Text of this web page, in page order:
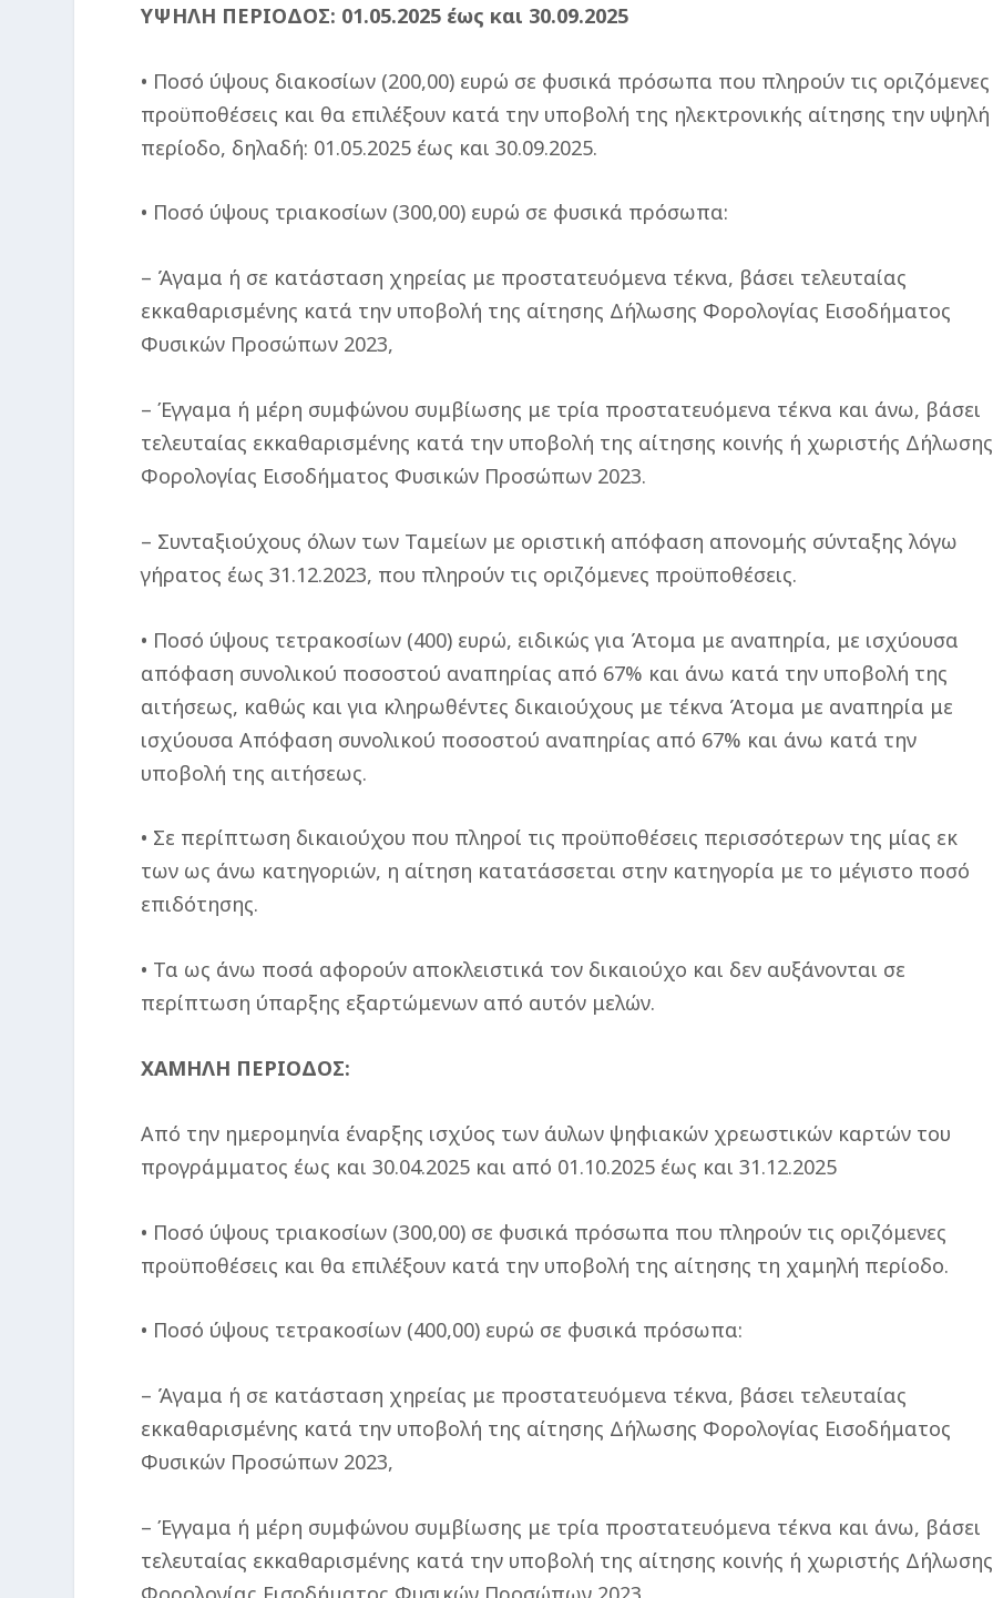
ΥΨΗΛΗ ΠΕΡΙΟΔΟΣ: 01.05.2025 έως και 30.09.2025
• Ποσό ύψους διακοσίων (200,00) ευρώ σε φυσικά πρόσωπα που πληρούν τις οριζόμενες
προϋποθέσεις και θα επιλέξουν κατά την υποβολή της ηλεκτρονικής αίτησης την υψηλή
περίοδο, δηλαδή: 01.05.2025 έως και 30.09.2025.
• Ποσό ύψους τριακοσίων (300,00) ευρώ σε φυσικά πρόσωπα:
– Άγαμα ή σε κατάσταση χηρείας με προστατευόμενα τέκνα, βάσει τελευταίας
εκκαθαρισμένης κατά την υποβολή της αίτησης Δήλωσης Φορολογίας Εισοδήματος
Φυσικών Προσώπων 2023,
– Έγγαμα ή μέρη συμφώνου συμβίωσης με τρία προστατευόμενα τέκνα και άνω, βάσει
τελευταίας εκκαθαρισμένης κατά την υποβολή της αίτησης κοινής ή χωριστής Δήλωσης
Φορολογίας Εισοδήματος Φυσικών Προσώπων 2023.
– Συνταξιούχους όλων των Ταμείων με οριστική απόφαση απονομής σύνταξης λόγω
γήρατος έως 31.12.2023, που πληρούν τις οριζόμενες προϋποθέσεις.
• Ποσό ύψους τετρακοσίων (400) ευρώ, ειδικώς για Άτομα με αναπηρία, με ισχύουσα
απόφαση συνολικού ποσοστού αναπηρίας από 67% και άνω κατά την υποβολή της
αιτήσεως, καθώς και για κληρωθέντες δικαιούχους με τέκνα Άτομα με αναπηρία με
ισχύουσα Απόφαση συνολικού ποσοστού αναπηρίας από 67% και άνω κατά την
υποβολή της αιτήσεως.
• Σε περίπτωση δικαιούχου που πληροί τις προϋποθέσεις περισσότερων της μίας εκ
των ως άνω κατηγοριών, η αίτηση κατατάσσεται στην κατηγορία με το μέγιστο ποσό
επιδότησης.
• Τα ως άνω ποσά αφορούν αποκλειστικά τον δικαιούχο και δεν αυξάνονται σε
περίπτωση ύπαρξης εξαρτώμενων από αυτόν μελών.
ΧΑΜΗΛΗ ΠΕΡΙΟΔΟΣ:
Από την ημερομηνία έναρξης ισχύος των άυλων ψηφιακών χρεωστικών καρτών του
προγράμματος έως και 30.04.2025 και από 01.10.2025 έως και 31.12.2025
• Ποσό ύψους τριακοσίων (300,00) σε φυσικά πρόσωπα που πληρούν τις οριζόμενες
προϋποθέσεις και θα επιλέξουν κατά την υποβολή της αίτησης τη χαμηλή περίοδο.
• Ποσό ύψους τετρακοσίων (400,00) ευρώ σε φυσικά πρόσωπα:
– Άγαμα ή σε κατάσταση χηρείας με προστατευόμενα τέκνα, βάσει τελευταίας
εκκαθαρισμένης κατά την υποβολή της αίτησης Δήλωσης Φορολογίας Εισοδήματος
Φυσικών Προσώπων 2023,
– Έγγαμα ή μέρη συμφώνου συμβίωσης με τρία προστατευόμενα τέκνα και άνω, βάσει
τελευταίας εκκαθαρισμένης κατά την υποβολή της αίτησης κοινής ή χωριστής Δήλωσης